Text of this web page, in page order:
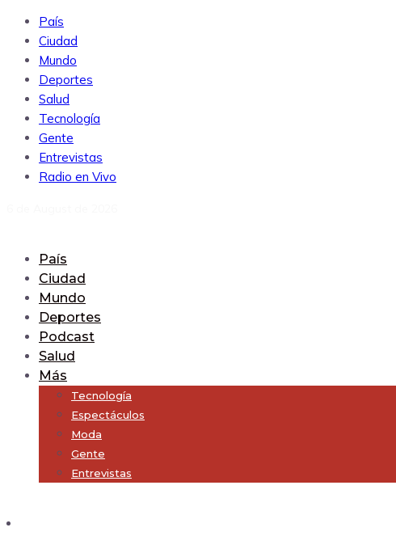
País
Ciudad
Mundo
Deportes
Salud
Tecnología
Gente
Entrevistas
Radio en Vivo
País
Ciudad
Mundo
Deportes
Podcast
Salud
Más
Tecnología
Espectáculos
Moda
Gente
Entrevistas